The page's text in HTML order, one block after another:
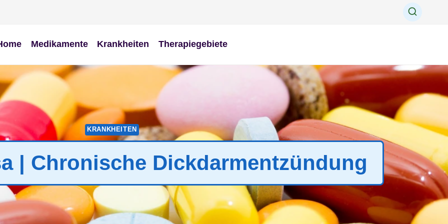
Medikamente Krankheiten Therapiegebiete
KRANKHEITEN
| Chronische Dickdarmentzündung